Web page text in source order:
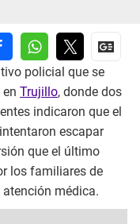
policial que se
Trujillo, donde dos
indicaron que el
escapar
que el último
los familiares de
médica.